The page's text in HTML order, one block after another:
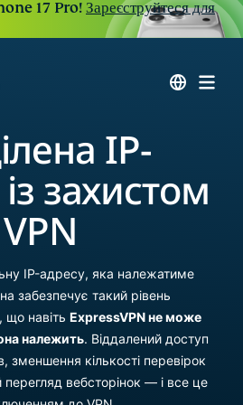
17 Pro!Зареєструйтеся для
IP-
захистом
VPN
IP-адресу, яка належатиме
забезпечує такий рівень
що навіть ExpressVPN не може
належить. Віддалений доступ
зменшення кількості перевірок
вебсторінок — і все це